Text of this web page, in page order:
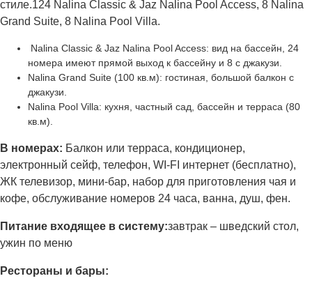
стиле.124 Nalina Classic & Jaz Nalina Pool Access, 8 Nalina
Grand Suite, 8 Nalina Pool Villa.
Nalina Classic & Jaz Nalina Pool Access: вид на бассейн, 24
номера имеют прямой выход к бассейну и 8 с джакузи.
Nalina Grand Suite (100 кв.м): гостиная, большой балкон с
джакузи.
Nalina Pool Villa: кухня, частный сад, бассейн и терраса (80
кв.м).
В номерах: Балкон или терраса, кондиционер,
электронный сейф, телефон, WI-FI интернет (бесплатно),
ЖК телевизор, мини-бар, набор для приготовления чая и
кофе, обслуживание номеров 24 часа, ванна, душ, фен.
Питание входящее в систему:завтрак – шведский стол,
ужин по меню
Рестораны и бары: